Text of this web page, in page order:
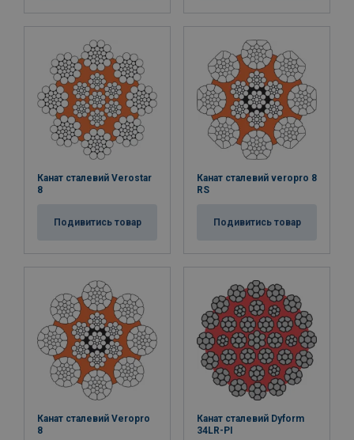
Канат сталевий Verostar
8
Подивитись товар
Канат сталевий veropro 8
RS
Подивитись товар
Канат сталевий Veropro
8
Канат сталевий Dyform
34LR-PI